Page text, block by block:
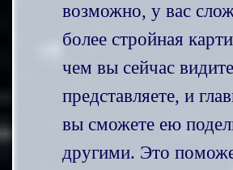
возможно, у вас
более стройная
чем вы сейчас
представляете, и
вы сможете ею
другими. Это